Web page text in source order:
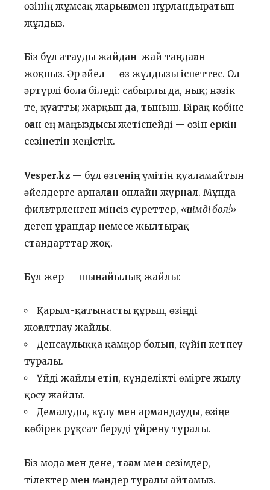
өзінің жұмсақ жарығымен нұрландыратын
жұлдыз.
Біз бұл атауды жайдан-жай таңдаған
жоқпыз. Әр әйел — өз жұлдызы іспеттес. Ол
әртүрлі бола біледі: сабырлы да, нық; нәзік
те, қуатты; жарқын да, тыныш. Бірақ көбіне
оған ең маңыздысы жетіспейді — өзін еркін
сезінетін кеңістік.
Vesper.kz — бұл өзгенің үмітін қуаламайтын
әйелдерге арналған онлайн журнал. Мұнда
фильтрленген мінсіз суреттер, «өнімді бол!»
деген ұрандар немесе жылтырақ
стандарттар жоқ.
Бұл жер — шынайылық жайлы:
Қарым-қатынасты құрып, өзіңді
жоғалтпау жайлы.
Денсаулыққа қамқор болып, күйіп кетпеу
туралы.
Үйді жайлы етіп, күнделікті өмірге жылу
қосу жайлы.
Демалуды, күлу мен армандауды, өзіңе
көбірек рұқсат беруді үйрену туралы.
Біз мода мен дене, тағам мен сезімдер,
тілектер мен мәндер туралы айтамыз.